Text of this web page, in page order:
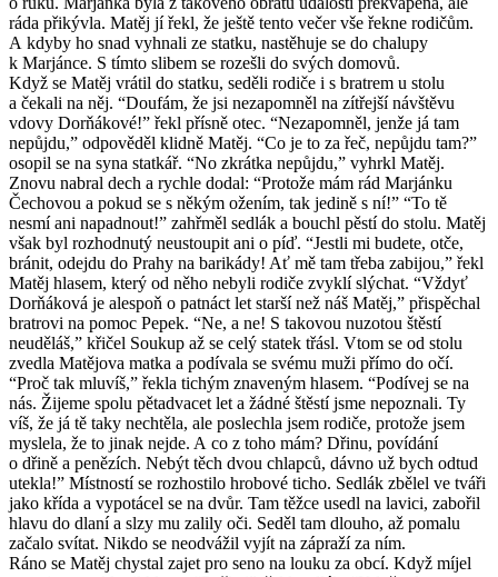
ráda přikývla. Matěj jí řekl, že ještě tento večer vše řekne rodičům.
A kdyby ho snad vyhnali ze statku, nastěhuje se do chalupy
k Marjánce. S tímto slibem se rozešli do svých domovů.
Když se Matěj vrátil do statku, seděli rodiče i s bratrem u stolu
a čekali na něj. “Doufám, že jsi nezapomněl na zítřejší návštěvu
vdovy Dorňákové!” řekl přísně otec. “Nezapomněl, jenže já tam
nepůjdu,” odpověděl klidně Matěj. “Co je to za řeč, nepůjdu tam?”
osopil se na syna statkář. “No zkrátka nepůjdu,” vyhrkl Matěj.
Znovu nabral dech a rychle dodal: “Protože mám rád Marjánku
Čechovou a pokud se s někým ožením, tak jedině s ní!” “To tě
nesmí ani napadnout!” zahřměl sedlák a bouchl pěstí do stolu. Matěj
však byl rozhodnutý neustoupit ani o píď. “Jestli mi budete, otče,
bránit, odejdu do Prahy na barikády! Ať mě tam třeba zabijou,” řekl
Matěj hlasem, který od něho nebyli rodiče zvyklí slýchat. “Vždyť
Dorňáková je alespoň o patnáct let starší než náš Matěj,” přispěchal
bratrovi na pomoc Pepek. “Ne, a ne! S takovou nuzotou štěstí
neuděláš,” křičel Soukup až se celý statek třásl. Vtom se od stolu
zvedla Matějova matka a podívala se svému muži přímo do očí.
“Proč tak mluvíš,” řekla tichým znaveným hlasem. “Podívej se na
nás. Žijeme spolu pětadvacet let a žádné štěstí jsme nepoznali. Ty
víš, že já tě taky nechtěla, ale poslechla jsem rodiče, protože jsem
myslela, že to jinak nejde. A co z toho mám? Dřinu, povídání
o dřině a penězích. Nebýt těch dvou chlapců, dávno už bych odtud
utekla!” Místností se rozhostilo hrobové ticho. Sedlák zbělel ve tváři
jako křída a vypotácel se na dvůr. Tam těžce usedl na lavici, zabořil
hlavu do dlaní a slzy mu zalily oči. Seděl tam dlouho, až pomalu
začalo svítat. Nikdo se neodvážil vyjít na zápraží za ním.
Ráno se Matěj chystal zajet pro seno na louku za obcí. Když míjel